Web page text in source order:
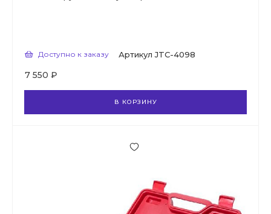
Доступно к заказу Артикул JTC-4098
7 550 ₽
В КОРЗИНУ